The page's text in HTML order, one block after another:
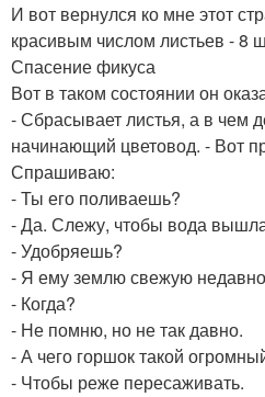
И вот вернулся ко мне этот
красивым числом листьев - 8
Спасение фикуса
Вот в таком состоянии он
- Сбрасывает листья, а в чем
начинающий цветовод. - Вот
Спрашиваю:
- Ты его поливаешь?
- Да. Слежу, чтобы вода
- Удобряешь?
- Я ему землю свежую
- Когда?
- Не помню, но не так давно.
- А чего горшок такой
- Чтобы реже пересаживать.